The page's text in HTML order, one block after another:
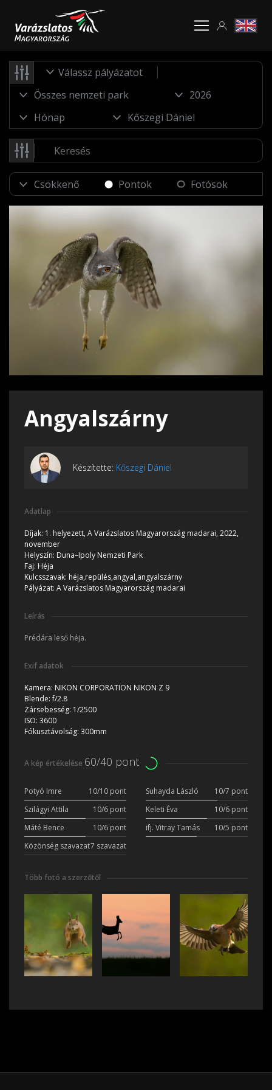
Válassz pályázatot
Pontok Fotósok
Angyalszárny
Készítette: Kőszegi Dániel
Adatlap
Díjak: 1. helyezett, A Varázslatos Magyarország madarai, 2022,
november
Helyszín: Duna–Ipoly Nemzeti Park
Faj: Héja
Kulcsszavak: héja,repülés,angyal,angyalszárny
Pályázat: A Varázslatos Magyarország madarai
Leírás
Prédára leső héja.
Exif adatok
Kamera: NIKON CORPORATION NIKON Z 9
Blende:f/2.8
Zársebesség: 1/2500
ISO: 3600
Fókusztávolság: 300mm
A kép értékelése 60/40 pont
Potyó Imre 10/10 pont Suhayda László
10/7 pont
Szilágyi Attila
10/6 pont Keleti Éva
10/6 pont
Máté Bence
10/6 pont ifj. Vitray Tamás
10/5 pont
Közönség szavazat7 szavazat
Több fotó a szerzőtől